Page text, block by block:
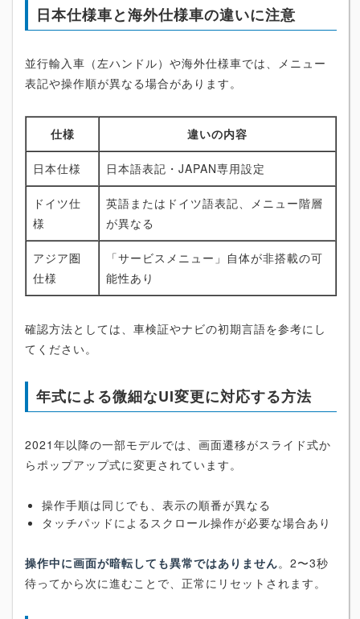
日本仕様車と海外仕様車の違いに注意
並行輸入車（左ハンドル）や海外仕様車では、メニュー
表記や操作順が異なる場合があります。
仕様 違いの内容
日本仕様 日本語表記・JAPAN専用設定
ドイツ仕
様
英語またはドイツ語表記、メニュー階層
が異なる
アジア圏
仕様
「サービスメニュー」自体が非搭載の可
能性あり
確認方法としては、車検証やナビの初期言語を参考にし
てください。
年式による微細なUI変更に対応する方法
2021年以降の一部モデルでは、画面遷移がスライド式か
らポップアップ式に変更されています。
操作手順は同じでも、表示の順番が異なる
タッチパッドによるスクロール操作が必要な場合あり
操作中に画面が暗転しても異常ではありません。2〜3秒
待ってから次に進むことで、正常にリセットされます。